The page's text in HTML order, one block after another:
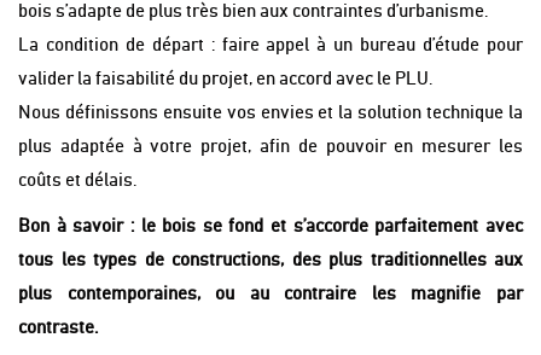
bois s’adapte de plus très bien aux contraintes d’urbanisme.
La condition de départ : faire appel à un bureau d’étude pour
valider la faisabilité du projet, en accord avec le PLU.
Nous définissons ensuite vos envies et la solution technique la
plus adaptée à votre projet, afin de pouvoir en mesurer les
coûts et délais.
Bon à savoir : le bois se fond et s’accorde parfaitement avec
tous les types de constructions, des plus traditionnelles aux
plus contemporaines, ou au contraire les magnifie par
contraste.